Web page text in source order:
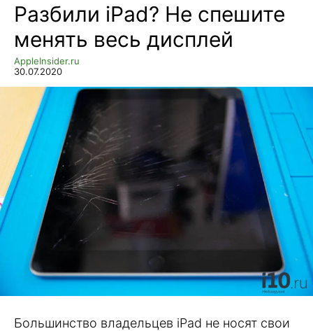
Разбили iPad? Не спешите
менять весь дисплей
AppleInsider.ru
30.07.2020
Большинство владельцев iPad не носят свои